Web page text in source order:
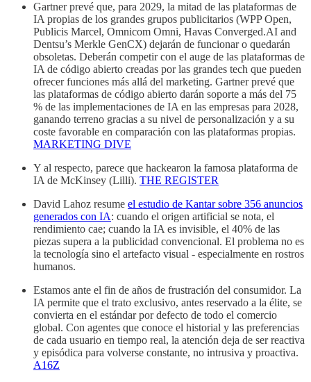
Gartner prevé que, para 2029, la mitad de las plataformas de
IA propias de los grandes grupos publicitarios (WPP Open,
Publicis Marcel, Omnicom Omni, Havas Converged.AI and
Dentsu’s Merkle GenCX) dejarán de funcionar o quedarán
obsoletas. Deberán competir con el auge de las plataformas de
IA de código abierto creadas por las grandes tech que pueden
ofrecer funciones más allá del marketing. Gartner prevé que
las plataformas de código abierto darán soporte a más del 75
% de las implementaciones de IA en las empresas para 2028,
ganando terreno gracias a su nivel de personalización y a su
coste favorable en comparación con las plataformas propias.
MARKETING DIVE
Y al respecto, parece que hackearon la famosa plataforma de
IA de McKinsey (Lilli). THE REGISTER
David Lahoz resume el estudio de Kantar sobre 356 anuncios
generados con IA: cuando el origen artificial se nota, el
rendimiento cae; cuando la IA es invisible, el 40% de las
piezas supera a la publicidad convencional. El problema no es
la tecnología sino el artefacto visual - especialmente en rostros
humanos.
Estamos ante el fin de años de frustración del consumidor. La
IA permite que el trato exclusivo, antes reservado a la élite, se
convierta en el estándar por defecto de todo el comercio
global. Con agentes que conoce el historial y las preferencias
de cada usuario en tiempo real, la atención deja de ser reactiva
y episódica para volverse constante, no intrusiva y proactiva.
A16Z